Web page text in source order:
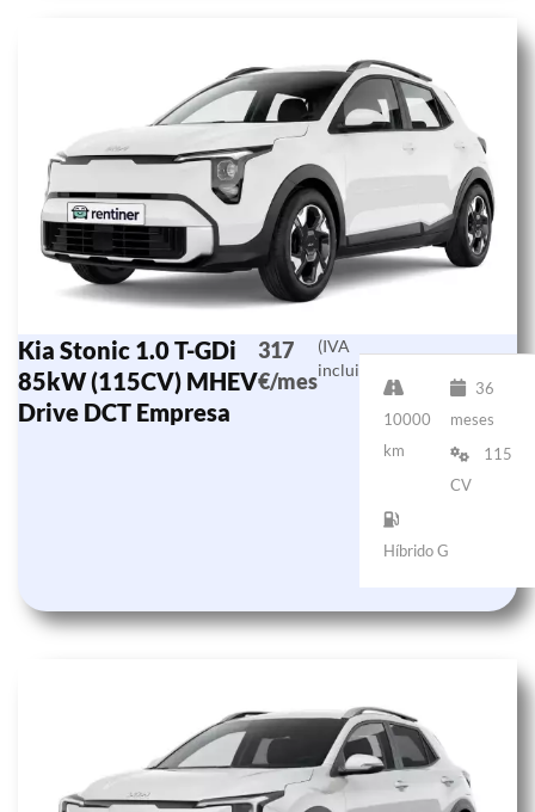
Kia Stonic 1.0 T-GDi
85kW (115CV) MHEV
Drive DCT Empresa
317
€/mes
(IVA
incluido)
10000
km
36
meses
115
CV
Híbrido G